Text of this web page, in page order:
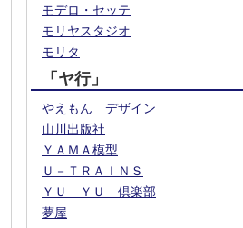
モデロ・セッテ
モリヤスタジオ
モリタ
「ヤ行」
やえもん デザイン
山川出版社
ＹＡＭＡ模型
Ｕ－ＴＲＡＩＮＳ
ＹＵ ＹＵ 倶楽部
夢屋